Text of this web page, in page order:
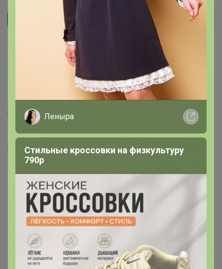
Как здесь все устроено?
Как сделать заказ?
Доставка
Шоурумы
Торговые марки
Наша команда
В наличии
Подарочные сертификаты
Реклама на сайте
Поставщикам
Вакансии
Леныра
Стильные кроссовки на физкультуру
790р